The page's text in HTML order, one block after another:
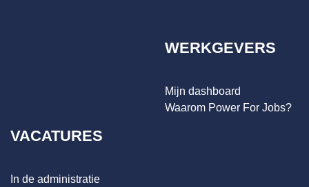
WERKGEVERS
Mijn dashboard
Waarom Power For Jobs?
VACATURES
In de administratie